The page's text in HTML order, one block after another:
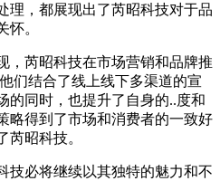
理，都展现出了芮昭科技对于品
怀。
，芮昭科技在市场营销和品牌推
们结合了线上线下多渠道的宣
的同时，也提升了自身的..度和
略得到了市场和消费者的一致好
芮昭科技。
技必将继续以其独特的魅力和不